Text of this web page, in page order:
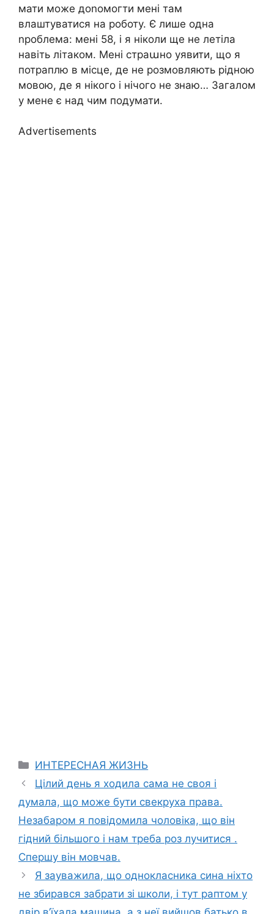
мати може доnомогти мені там
влаштуватися на роботу. Є лише одна
nроблема: мені 58, і я ніколи ще не летіла
навіть літаком. Мені страաно уявити, що я
потраплю в місце, де не розмовляють рідною
мовою, де я нікого і нічого не знаю… Загалом
у мене є над чим подумати.
Advertisements
Categories
ИНТЕРЕСНАЯ ЖИЗНЬ
Цілий день я ходила сама не своя і
думала, що може бути свекруха права.
Незабаром я повідомила чоловіка, що він
гідний більшого і нам треба роз лучитися .
Спершу він мовчав.
Я зауважила, що однокласника сина ніхто
не збирався забрати зі школи, і тут раптом у